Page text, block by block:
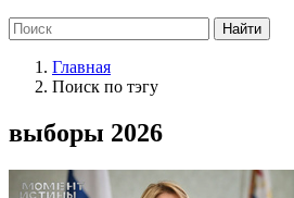
Главная
Поиск по тэгу
выборы 2026